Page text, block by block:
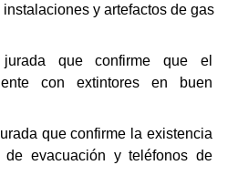
y artefactos de gas
jurada que confirme que el
con extintores en buen
que confirme la existencia
evacuación y teléfonos de